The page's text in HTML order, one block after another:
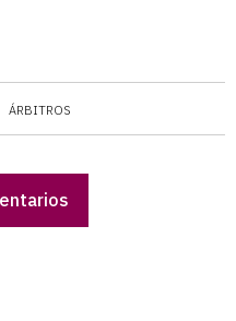
ÁRBITROS